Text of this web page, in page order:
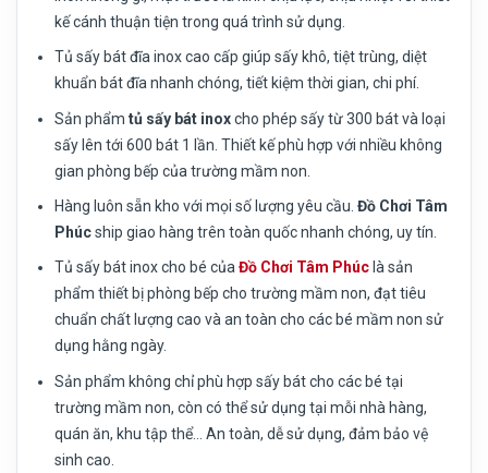
kế cánh thuận tiện trong quá trình sử dụng.
Tủ sấy bát đĩa inox cao cấp giúp sấy khô, tiệt trùng, diệt
khuẩn bát đĩa nhanh chóng, tiết kiệm thời gian, chi phí.
Sản phẩmtủ sấy bát inoxcho phép sấy từ 300 bát và loại
sấy lên tới 600 bát 1 lần. Thiết kế phù hợp với nhiều không
gian phòng bếp của trường mầm non.
Hàng luôn sẵn kho với mọi số lượng yêu cầu.Đồ Chơi Tâm
Phúcship giao hàng trên toàn quốc nhanh chóng, uy tín.
Tủ sấy bát inox cho bé củaĐồ Chơi Tâm Phúc là sản
phẩm thiết bị phòng bếp cho trường mầm non, đạt tiêu
chuẩn chất lượng cao và an toàn cho các bé mầm non sử
dụng hằng ngày.
Sản phẩm không chỉ phù hợp sấy bát cho các bé tại
trường mầm non, còn có thể sử dụng tại mỗi nhà hàng,
quán ăn, khu tập thể… An toàn, dễ sử dụng, đảm bảo vệ
sinh cao.